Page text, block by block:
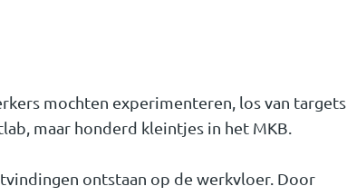
mochten experimenteren, los van targets
maar honderd kleintjes in het MKB.
ontstaan op de werkvloer. Door